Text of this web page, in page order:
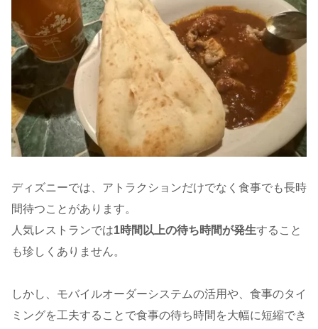
ディズニーでは、アトラクションだけでなく食事でも長時
間待つことがあります。
人気レストランでは1時間以上の待ち時間が発生すること
も珍しくありません。
しかし、モバイルオーダーシステムの活用や、食事のタイ
ミングを工夫することで食事の待ち時間を大幅に短縮でき